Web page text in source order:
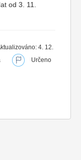
od 3. 11.
4. 12.
Určeno